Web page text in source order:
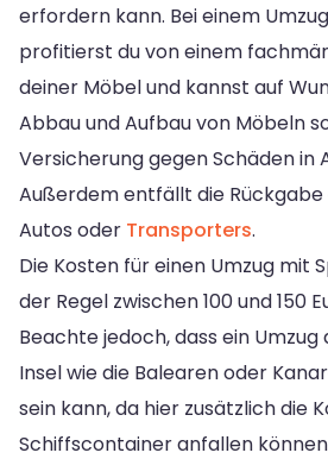
erfordern kann. Bei einem
profitierst du von einem
deiner Möbel und kannst auf
Abbau und Aufbau von Möbeln
Versicherung gegen Schäden in
Außerdem entfällt die
Autos oder Transporters.
Die Kosten für einen Umzug mit
der Regel zwischen 100 und 150
Beachte jedoch, dass ein
Insel wie die Balearen oder
sein kann, da hier zusätzlich die
Schiffscontainer anfallen